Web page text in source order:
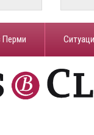
Перми